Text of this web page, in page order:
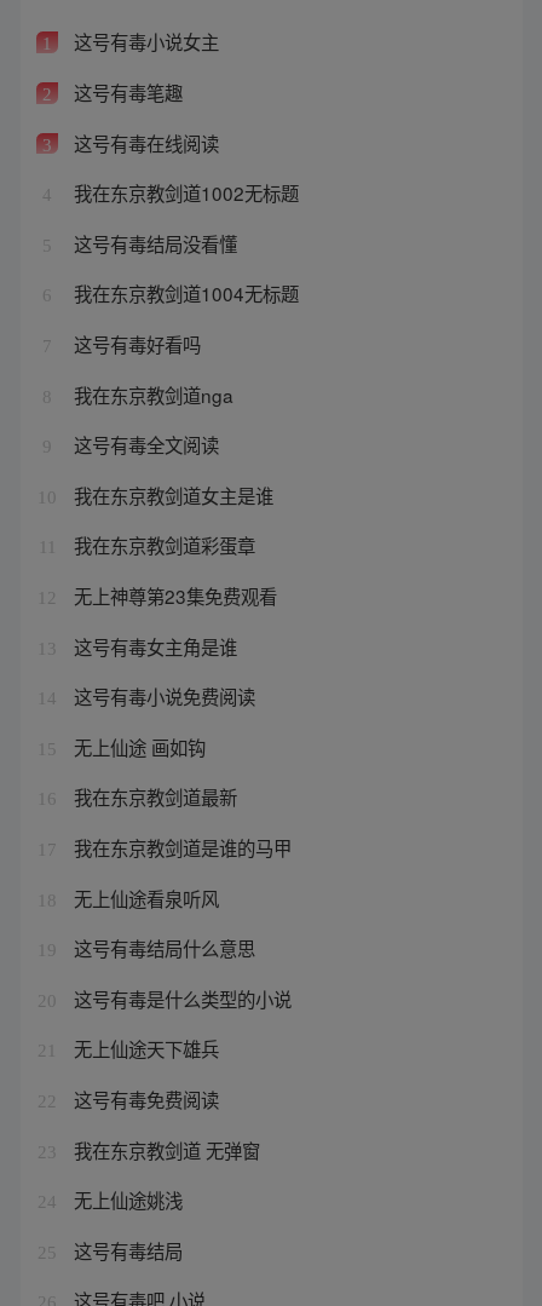
1 这号有毒小说女主
2 这号有毒笔趣
3 这号有毒在线阅读
4 我在东京教剑道1002无标题
5 这号有毒结局没看懂
6 我在东京教剑道1004无标题
7 这号有毒好看吗
8 我在东京教剑道nga
9 这号有毒全文阅读
10 我在东京教剑道女主是谁
我在东京教剑道彩蛋章
12 无上神尊第23集免费观看
13 这号有毒女主角是谁
14 这号有毒小说免费阅读
15 无上仙途 画如钩
16 我在东京教剑道最新
17 我在东京教剑道是谁的马甲
18 无上仙途看泉听风
19 这号有毒结局什么意思
20 这号有毒是什么类型的小说
21 无上仙途天下雄兵
22 这号有毒免费阅读
23 我在东京教剑道 无弹窗
24 无上仙途姚浅
25 这号有毒结局
这号有毒吧 小说